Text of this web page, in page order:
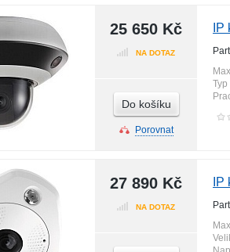
25 650 Kč
NA DOTAZ
Do košíku
Porovnat
27 890 Kč
NA DOTAZ